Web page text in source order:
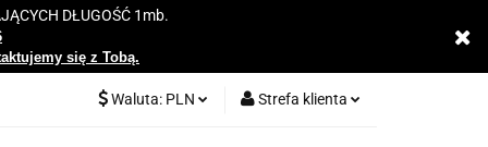
DŁUGOŚĆ 1mb.
się z Tobą.
Waluta: PLN Strefa klienta